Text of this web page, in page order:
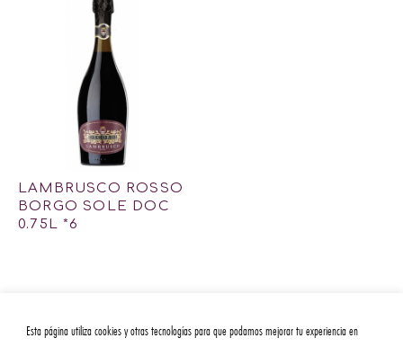
Esta página utiliza cookies y otras tecnologías para que podamos mejorar tu experiencia en
LAMBRUSCO ROSSO
BORGO SOLE DOC
0.75L *6